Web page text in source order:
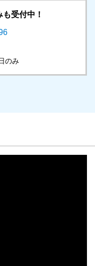
受付中！
のみ